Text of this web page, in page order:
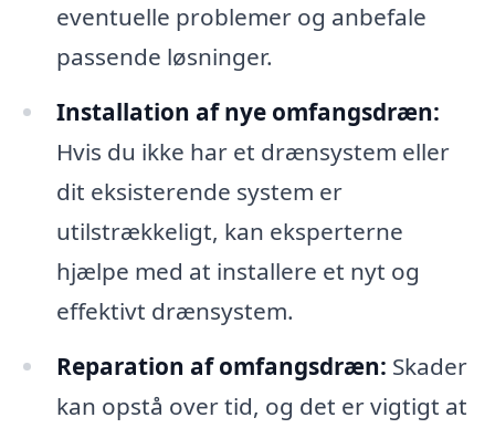
eventuelle problemer og anbefale
passende løsninger.
Installation af nye omfangsdræn:
Hvis du ikke har et drænsystem eller
dit eksisterende system er
utilstrækkeligt, kan eksperterne
hjælpe med at installere et nyt og
effektivt drænsystem.
Reparation af omfangsdræn: Skader
kan opstå over tid, og det er vigtigt at